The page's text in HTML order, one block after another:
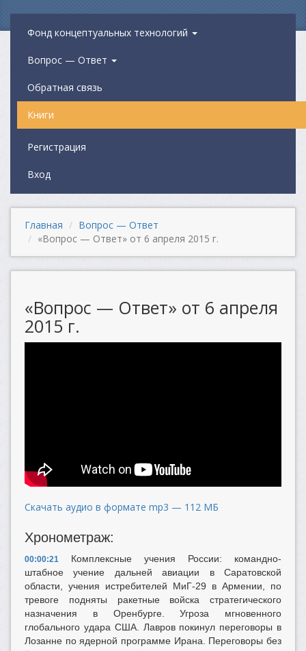
Фонд концептуальных технологий
Вопрос — Ответ
Обратная связь
Книги
Регистрация
Вход
Главная
Вопрос — Ответ
«Вопрос — Ответ» от 6 апреля 2015 г.
«Вопрос — Ответ» от 6 апреля
2015 г.
Скачать аудио в формате mp3 — 112 МБ
Хронометраж:
00:00:21 Комплексные учения России: командно-
штабное учение дальней авиации в Саратовской
области, учения истребителей МиГ-29 в Армении, по
тревоге подняты ракетные войска стратегического
назначения в Оренбурге. Угроза мгновенного
глобального удара США. Лавров покинул переговоры в
Лозанне по ядерной программе Ирана. Переговоры без